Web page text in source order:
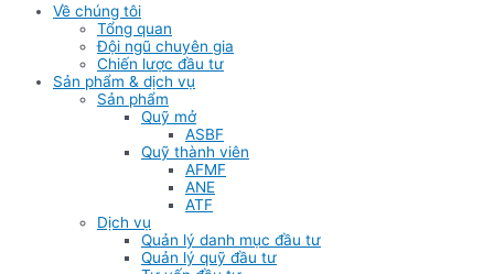
Về chúng tôi
Tổng quan
Đội ngũ chuyên gia
Chiến lược đầu tư
Sản phẩm & dịch vụ
Sản phẩm
Quỹ mở
ASBF
Quỹ thành viên
AFMF
ANE
ATF
Dịch vụ
Quản lý danh mục đầu tư
Quản lý quỹ đầu tư